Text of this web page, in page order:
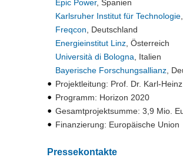
Epic Power, Spanien
Karlsruher Institut für Technologie
Freqcon, Deutschland
Energieinstitut Linz, Österreich
Università di Bologna, Italien
Bayerische Forschungsallianz,
Projektleitung: Prof. Dr. Karl-
Programm: Horizon 2020
Gesamtprojektsumme: 3,9 Mio.
Finanzierung: Europäische Union
Pressekontakte